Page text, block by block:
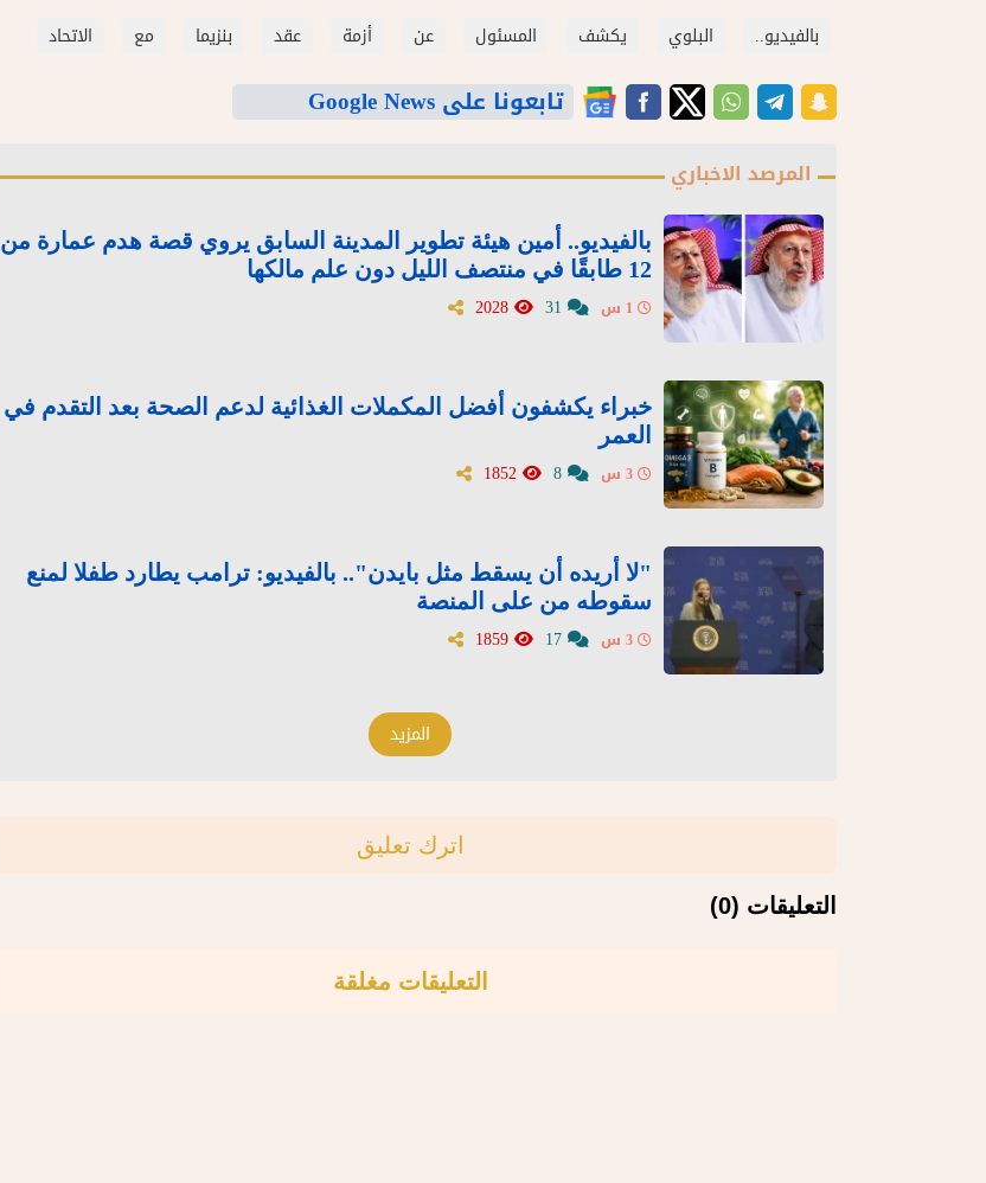
بالفيديو.. البلوي يكشف المسئول عن أزمة عقد بنزيما مع الاتحاد
تابعونا على Google News
المرصد الاخباري
بالفيديو.. أمين هيئة تطوير المدينة السابق يروي قصة هدم عمارة من
12 طابقًا في منتصف الليل دون علم مالكها
خبراء يكشفون أفضل المكملات الغذائية لدعم الصحة بعد التقدم في
العمر
"لا أريده أن يسقط مثل بايدن".. بالفيديو: ترامب يطارد طفلا لمنع
سقوطه من على المنصة
المزيد
اترك تعليق
التعليقات (0)
التعليقات مغلقة